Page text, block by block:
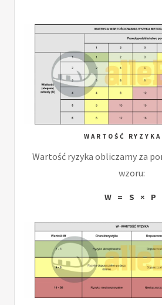
WARTOŚĆ
Wartość ryzyka obliczamy za
wzoru:
W = S × P